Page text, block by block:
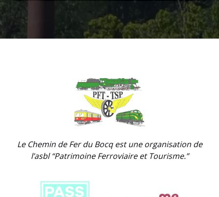
Le Chemin de Fer du Bocq est une organisation de
l’asbl “Patrimoine Ferroviaire et Tourisme.”